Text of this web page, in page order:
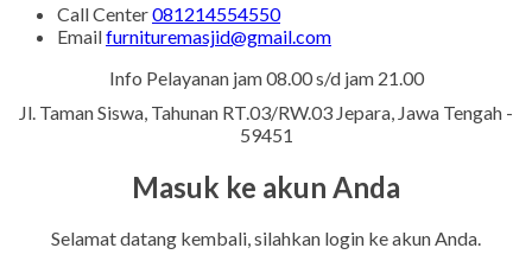
Call Center081214554550
Emailfurnituremasjid@gmail.com
Info Pelayanan jam 08.00 s/d jam 21.00
Jl. Taman Siswa, Tahunan RT.03/RW.03 Jepara, Jawa Tengah -
59451
Masuk ke akun Anda
Selamat datang kembali, silahkan login ke akun Anda.